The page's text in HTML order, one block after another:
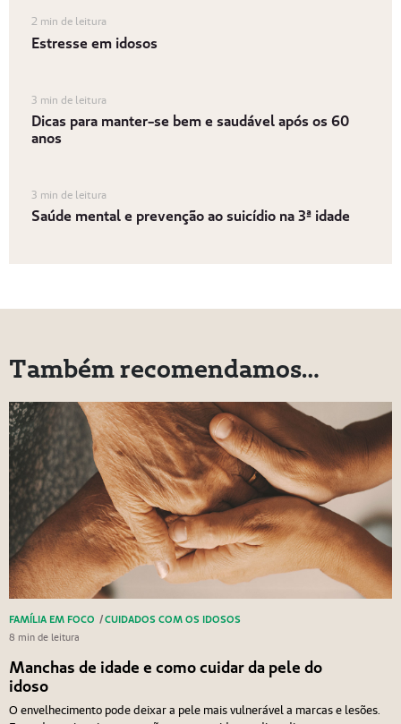
2 min de leitura
Estresse em idosos
3 min de leitura
Dicas para manter-se bem e saudável após os 60
anos
3 min de leitura
Saúde mental e prevenção ao suicídio na 3ª idade
Também recomendamos…
FAMÍLIA EM FOCO /CUIDADOS COM OS IDOSOS
8 min de leitura
Manchas de idade e como cuidar da pele do
idoso
O envelhecimento pode deixar a pele mais vulnerável a marcas e lesões.